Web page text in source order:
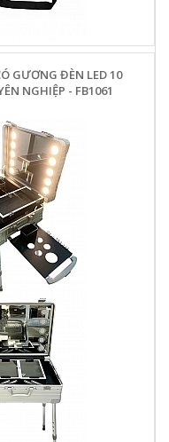
GƯƠNG ĐÈN LED 10
NGHIỆP - FB1061